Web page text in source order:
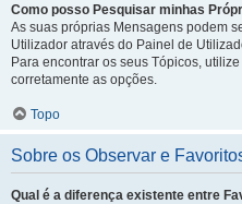
Como posso Pesquisar minhas
As suas próprias Mensagens podem
Utilizador através do Painel de
Para encontrar os seus Tópicos,
corretamente as opções.
Topo
Sobre os Observar e
Qual é a diferença existente entre